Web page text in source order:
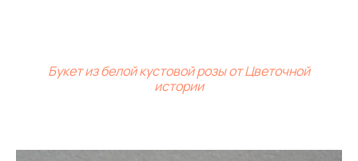
Букет из белой кустовой розы от Цветочной
истории